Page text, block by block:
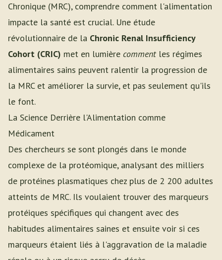
Chronique (MRC), comprendre comment l'alimentation
impacte la santé est crucial. Une étude
révolutionnaire de la Chronic Renal Insufficiency
Cohort (CRIC) met en lumière commentles régimes
alimentaires sains peuvent ralentir la progression de
la MRC et améliorer la survie, et pas seulement qu'ils
le font.
La Science Derrière l'Alimentation comme
Médicament
Des chercheurs se sont plongés dans le monde
complexe de la protéomique, analysant des milliers
de protéines plasmatiques chez plus de 2 200 adultes
atteints de MRC. Ils voulaient trouver des marqueurs
protéiques spécifiques qui changent avec des
habitudes alimentaires saines et ensuite voir si ces
marqueurs étaient liés à l'aggravation de la maladie